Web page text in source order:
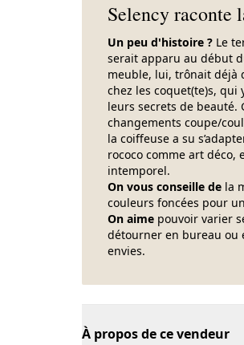
Selency raconte
Un peu d'histoire ? Le
serait apparu au début
meuble, lui, trônait déjà
chez les coquet(te)s, qui
leurs secrets de beauté.
changements coupe/
la coiffeuse a su
rococo comme art déco,
intemporel.
On vous conseille de la
couleurs foncées pour
On aime pouvoir varier
détourner en bureau ou
envies.
À propos de ce vendeur